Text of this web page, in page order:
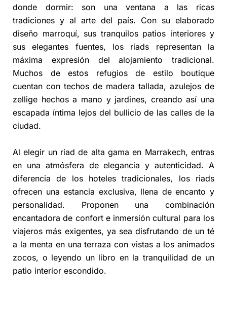
donde dormir: son una ventana a las ricas
tradiciones y al arte del país. Con su elaborado
diseño marroquí, sus tranquilos patios interiores y
sus elegantes fuentes, los riads representan la
máxima expresión del alojamiento tradicional.
Muchos de estos refugios de estilo boutique
cuentan con techos de madera tallada, azulejos de
zellige hechos a mano y jardines, creando así una
escapada íntima lejos del bullicio de las calles de la
ciudad.
Al elegir un riad de alta gama en Marrakech, entras
en una atmósfera de elegancia y autenticidad. A
diferencia de los hoteles tradicionales, los riads
ofrecen una estancia exclusiva, llena de encanto y
personalidad. Proponen una combinación
encantadora de confort e inmersión cultural para los
viajeros más exigentes, ya sea disfrutando de un té
a la menta en una terraza con vistas a los animados
zocos, o leyendo un libro en la tranquilidad de un
patio interior escondido.